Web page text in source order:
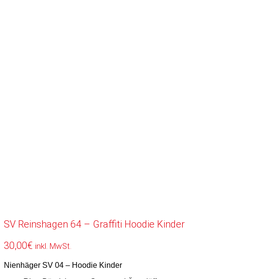
SV Reinshagen 64 – Graffiti Hoodie Kinder
30,00€ inkl. MwSt.
Nienhäger SV 04 – Hoodie Kinder